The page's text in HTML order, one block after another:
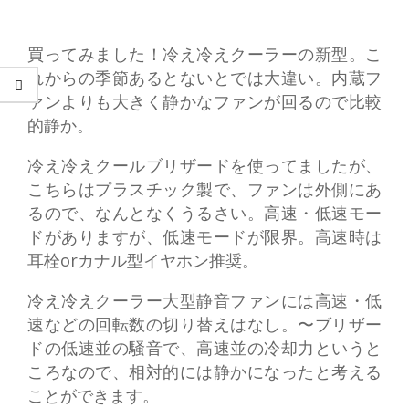
買ってみました！冷え冷えクーラーの新型。こ
れからの季節あるとないとでは大違い。内蔵フ
ァンよりも大きく静かなファンが回るので比較
的静か。
冷え冷えクールブリザードを使ってましたが、
こちらはプラスチック製で、ファンは外側にあ
るので、なんとなくうるさい。高速・低速モー
ドがありますが、低速モードが限界。高速時は
耳栓orカナル型イヤホン推奨。
冷え冷えクーラー大型静音ファンには高速・低
速などの回転数の切り替えはなし。〜ブリザー
ドの低速並の騒音で、高速並の冷却力というと
ころなので、相対的には静かになったと考える
ことができます。